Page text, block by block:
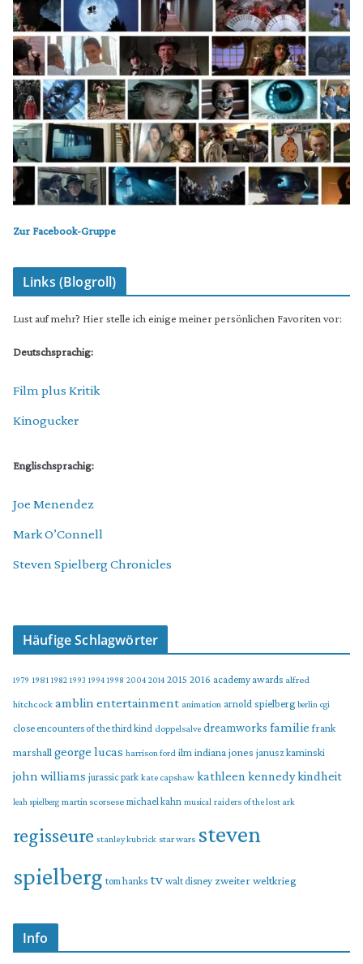
Zur Facebook-Gruppe
Links (Blogroll)
Lust auf mehr? Hier stelle ich einige meiner persönlichen Favoriten vor:
Deutschsprachig:
Film plus Kritik
Kinogucker
Englischsprachig:
Joe Menendez
Mark O’Connell
Steven Spielberg Chronicles
Häufige Schlagwörter
1979 1981 1982 1993 1994 1998 2004 2014 2015 2016 academy awards alfred
hitchcock amblin entertainment animation arnold spielberg berlin cgi
close encounters of the third kind doppelsalve dreamworks familie frank
marshallgeorge lucas harrison ford ilm indiana jones janusz kaminski
john williams jurassic park kate capshaw kathleen kennedykindheit
leah spielberg martin scorsese michael kahn musical raiders of the lost ark
regisseure stanley kubrick star wars steven
spielberg tom hanks tv walt disney zweiter weltkrieg
Info